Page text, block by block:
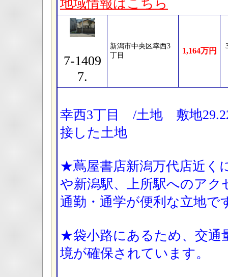
地域情報はこちら
7-1409
7.
新潟市中央区幸西3
丁目
1,164万円
幸西3丁目 /土地 敷地
接した土地
★蔦屋書店新潟万代店近く
や新潟駅、上所駅へのアク
通勤・通学が便利な立地で
★袋小路にあるため、交通
境が確保されています。